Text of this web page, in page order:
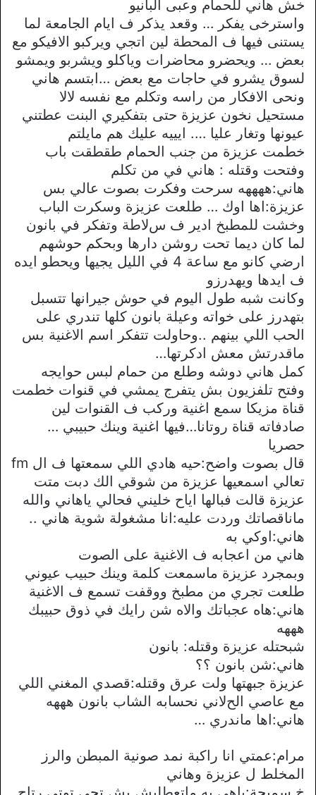
خش هاني للحمام وعبى البانيو
واسترخى يفكر … وقعد يذكر ف ايام الجامعة لما
يستنى فيها ف المحطة لين اتجي ويركبو اﻻفيكو مع
بعض … ويحضرو محاضرات وياكلو ويشربو ويمشو
لسوق يشرو في حاجات مع بعض …ابتسم هاني
ونحى اﻻفكار من راسه وتكلم مع نفسه ﻻﻻ
مستحيل نخون عزيزة حتى بتفكيري البنت عطتني
عيونها وتغار عليا …. ايييه عليك هم مايلتم
خطمت عزيزة من جنب الحمام طقطقت باب
وفتحت وقتله : هاني في من تكلم
هاني:ههههه سرحت وفكرت بصوت عالي بس
عزيزة:اها اوك … طلعت عزيزة وسكرت الباب
وخشت للمطبخ ادير ف سﻻطة وتفكر في بانون
لما كان ديما تحت روشن دارها وبحكم حوشهم
ارضي كانو مع ساعة 4 في الليل يجيها ويحطو ايده
ف ايدها ويهدرزو
وكانت شبه طول اليوم في حوش جيرانها تتسبل
بتهدرز على خواته وعيلة بانون كلها تندري على
الحب اللي بينهم ..وحاولت تتفكر اسم اﻻغنية بس
ماقدرتش معش ادكرتها…
كمل هاني دوشه وطلع من حمام لبس حوايجه
وفتح تلفزيون بش يتفرج يمشي في قنوات خطمت
قناة مزيكا سمع اغنية وركب ف القنوات لين
صادفاته قناة روتانا…فيها اغنية وينك حبيبي …
حصريا
قال بصوت واضح:حيه هادي اللي سمعتها ف ال fm
تعالي اسمعيها عزيزة من شوقي الك دبت متت
عزيزة قالت فبالها اياح خليني فحالي ياهاني والله
ماناقصاتك وردت عليه:انا مشغولة شوية هاني ..
هاني:اوكي به
هاني من اعجابه ف اﻻغنية على الصوت
وبمجرد عزيزة ماسمعت كلمة وينك حبيب عيوني
طلعت تجري من مطبخ ووقفت تسمع ف اﻻغنية
هاني:هاه عجباتك واﻻه شن رايك في ذوق حبيبك
هههه
شبحتله عزيزة وقتله: بانون
هاني:شن بانون ؟؟
عزيزة جبهتها ولت عرق وقتله:قصدي المغني اللي
مع عاصي الحﻻني نحسابه الشاب بانون هههه
هاني:اها ماندري …
مرام:عمتي انا راكبة نمد صونية المبطن والرز
المخلط ل عزيزة وهاني